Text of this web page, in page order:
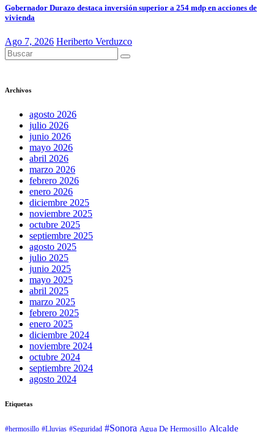
Gobernador Durazo destaca inversión superior a 254 mdp en acciones de
vivienda
Ago 7, 2026 Heriberto Verduzco
Archivos
agosto 2026
julio 2026
junio 2026
mayo 2026
abril 2026
marzo 2026
febrero 2026
enero 2026
diciembre 2025
noviembre 2025
octubre 2025
septiembre 2025
agosto 2025
julio 2025
junio 2025
mayo 2025
abril 2025
marzo 2025
febrero 2025
enero 2025
diciembre 2024
noviembre 2024
octubre 2024
septiembre 2024
agosto 2024
Etiquetas
#hermosillo #Lluvias #Seguridad #Sonora Agua De Hermosillo Alcalde